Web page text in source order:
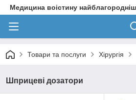
Медицина воістину
Товари та послуги Хірургія
Шприцеві дозатори